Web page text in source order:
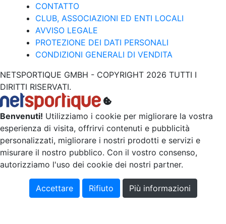
CONTATTO
CLUB, ASSOCIAZIONI ED ENTI LOCALI
AVVISO LEGALE
PROTEZIONE DEI DATI PERSONALI
CONDIZIONI GENERALI DI VENDITA
NETSPORTIQUE GMBH - COPYRIGHT 2026 TUTTI I
DIRITTI RISERVATI.
Benvenuti! Utilizziamo i cookie per migliorare la vostra
esperienza di visita, offrirvi contenuti e pubblicità
personalizzati, migliorare i nostri prodotti e servizi e
misurare il nostro pubblico. Con il vostro consenso,
autorizziamo l'uso dei cookie dei nostri partner.
Accettare Rifiuto Più informazioni